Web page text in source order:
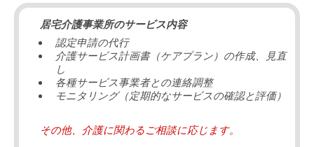
居宅介護事業所のサービス内容
認定申請の代行
介護サービス計画書（ケアプラン）の作成、見直
し
各種サービス事業者との連絡調整
モニタリング（定期的なサービスの確認と評価）
その他、介護に関わるご相談に応じます。